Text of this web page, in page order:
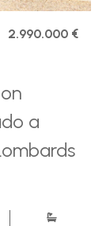
2.990.000 €
a